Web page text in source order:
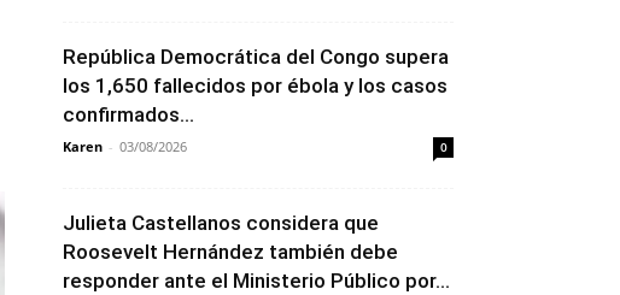
República Democrática del Congo supera
los 1,650 fallecidos por ébola y los casos
confirmados...
Karen - 03/08/2026 0
Julieta Castellanos considera que
Roosevelt Hernández también debe
responder ante el Ministerio Público por...